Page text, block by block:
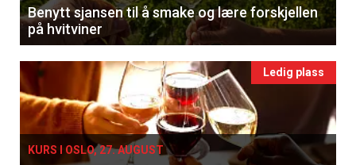
Benytt sjansen til å smake og lære forskjellen
på hvitviner
Ledig plass
KURS I OSLO, 27. AUGUST